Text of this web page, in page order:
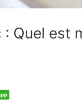
: Quel